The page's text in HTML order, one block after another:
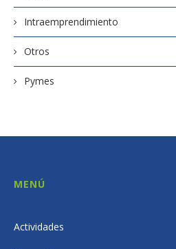
Intraemprendimiento
Otros
Pymes
MENÚ
Actividades